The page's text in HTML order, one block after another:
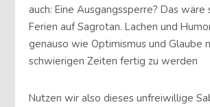
auch: Eine Ausgangssperre? Das
Ferien auf Sagrotan. Lachen und
genauso wie Optimismus und Glaube
schwierigen Zeiten fertig zu werden
Nutzen wir also dieses unfreiwillige